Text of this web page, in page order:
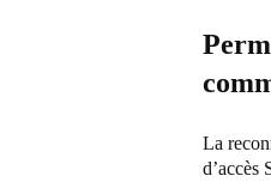
La
d’accès